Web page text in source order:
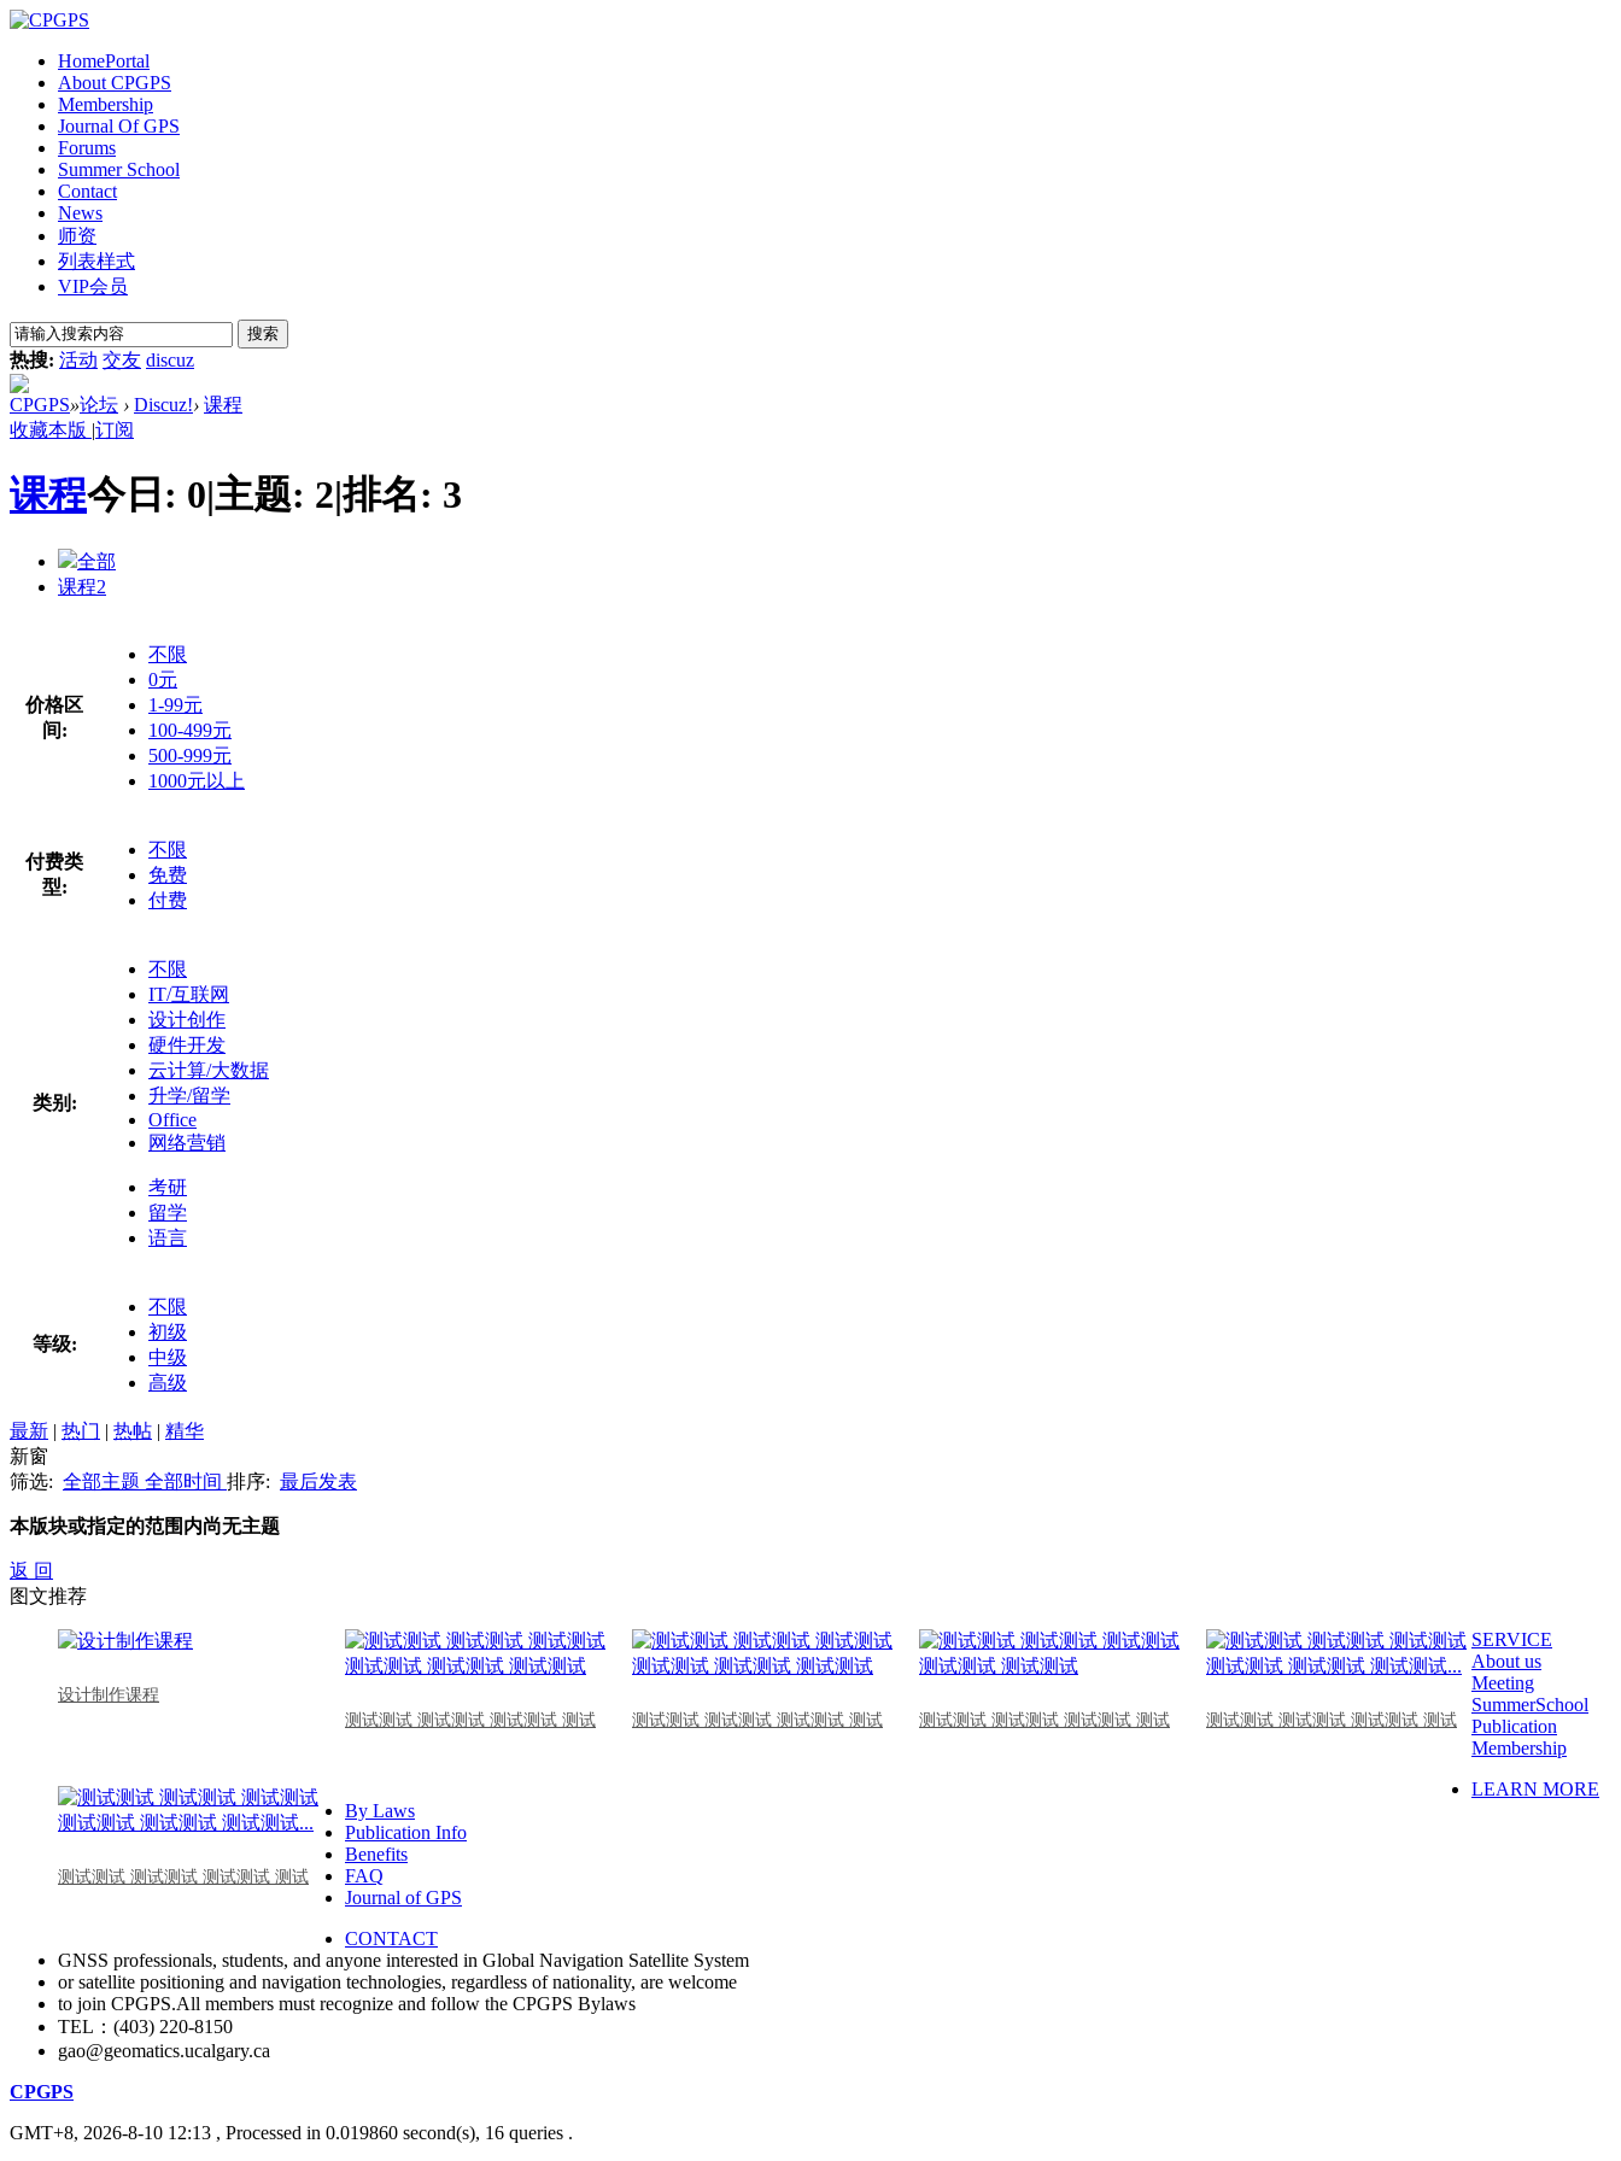
HomePortal
About CPGPS
Membership
Journal Of GPS
Forums
Summer School
Contact
News
师资
列表样式
VIP会员
搜索
热搜: 活动 交友 discuz
CPGPS»论坛 › Discuz!› 课程
收藏本版 |订阅
课程今日: 0|主题: 2|排名: 3
全部
课程2
价格区
间:
不限
0元
1-99元
100-499元
500-999元
1000元以上
付费类
型:
不限
免费
付费
类别:
不限
IT/互联网
设计创作
硬件开发
云计算/大数据
升学/留学
Office
网络营销
考研
留学
语言
等级:
不限
初级
中级
高级
最新 | 热门 | 热帖 | 精华
新窗
筛选: 全部主题 全部时间 排序: 最后发表
本版块或指定的范围内尚无主题
返 回
图文推荐
设计制作课程
测试测试 测试测试 测试测试 测试
测试测试 测试测试 测试测试 测试 测试测试 测试测试 测试测试 测试 测试测试 测试测试 测试测试 测试
测试测试 测试测试 测试测试 测试
SERVICE
About us
Meeting
SummerSchool
Publication
Membership
LEARN MORE
By Laws
Publication Info
Benefits
FAQ
Journal of GPS
CONTACT
GNSS professionals, students, and anyone interested in Global Navigation Satellite System
or satellite positioning and navigation technologies, regardless of nationality, are welcome
to join CPGPS.All members must recognize and follow the CPGPS Bylaws
TEL：(403) 220-8150
gao@geomatics.ucalgary.ca
CPGPS
GMT+8, 2026-8-10 12:13 , Processed in 0.019860 second(s), 16 queries .